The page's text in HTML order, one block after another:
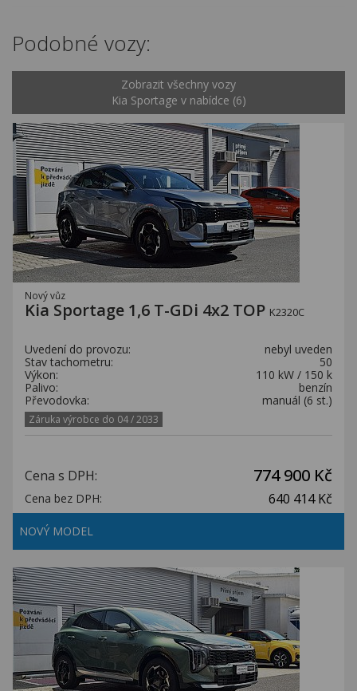
Podobné vozy:
Zobrazit všechny vozy
Kia Sportage v nabídce (6)
Nový vůz
Kia Sportage 1,6 T-GDi 4x2 TOP K2320C
Uvedení do provozu:
nebyl uveden
Stav tachometru:
50
Výkon:
110 kW / 150 k
Palivo:
benzín
Převodovka:
manuál (6 st.)
Záruka výrobce do 04 / 2033
Cena s DPH: 774 900 Kč
Cena bez DPH: 640 414 Kč
NOVÝ MODEL